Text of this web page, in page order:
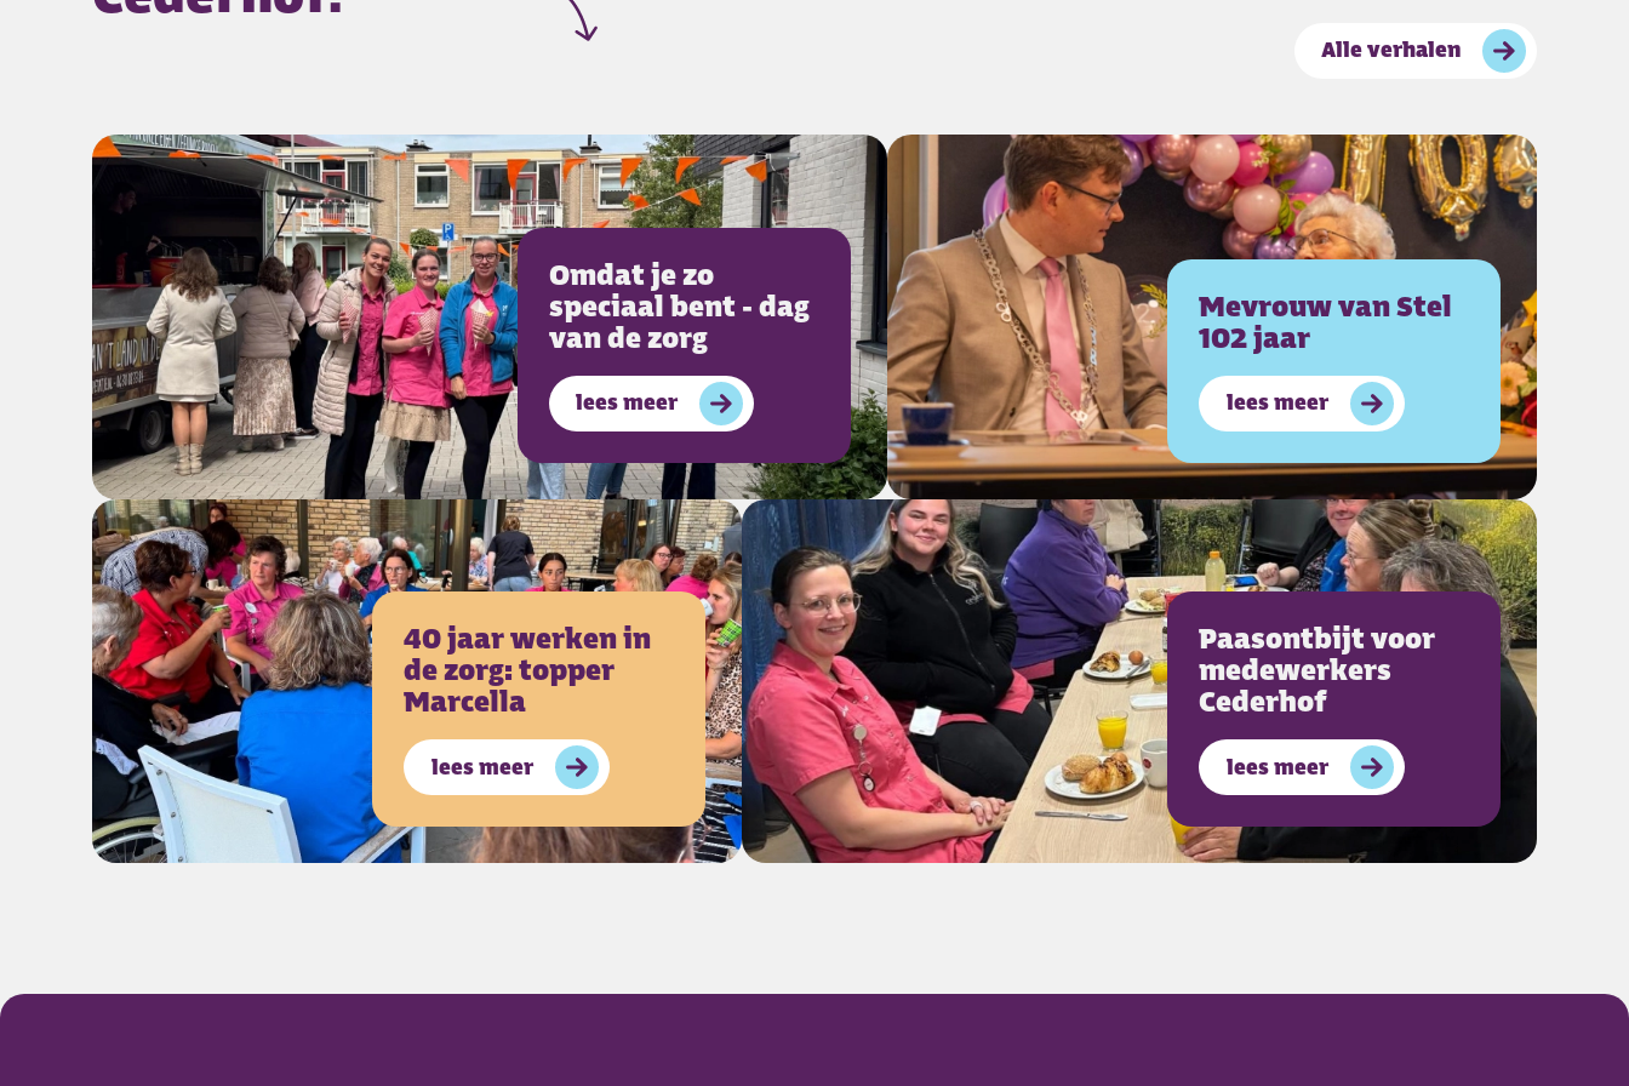
Alle verhalen
van Cederhof
Omdat je zo
speciaal bent - dag
van de zorg
lees meer
overOmdat je zo speciaal bent - dag van de zorg
Mevrouw van Stel
102 jaar
lees meer
overMevrouw van Stel 102 jaar
40 jaar werken in
de zorg: topper
Marcella
lees meer
over40 jaar werken in de zorg: topper Marcella
Paasontbijt voor
medewerkers
Cederhof
lees meer
overPaasontbijt voor medewerkers
Footer Cederhof